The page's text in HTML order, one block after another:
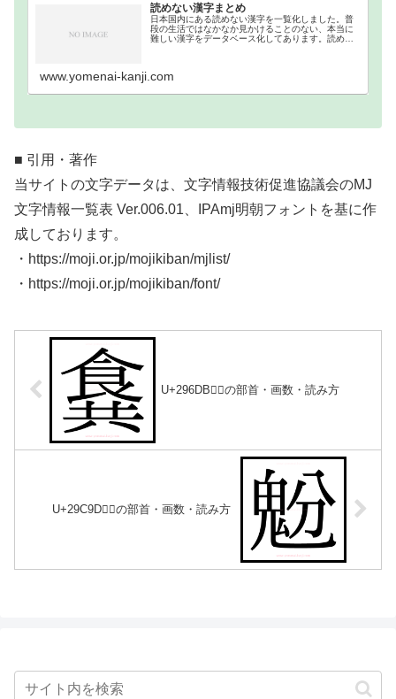
読めない漢字まとめ
日本国内にある読めない漢字を一覧化しました。普
段の生活ではなかなか見かけることのない、本当に
難しい漢字をデータベース化してあります。読めな
www.yomenai-kanji.com
■ 引用・著作
当サイトの文字データは、文字情報技術促進協議会のMJ
文字情報一覧表 Ver.006.01、IPAmj明朝フォントを基に作
成しております。
・https://moji.or.jp/mojikiban/mjlist/
・https://moji.or.jp/mojikiban/font/
U+296DB｜𩛛の部首・画数・読み方
U+29C9D｜𩲝の部首・画数・読み方